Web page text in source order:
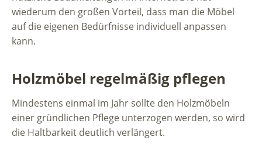
wiederum den großen Vorteil, dass man die Möbel
auf die eigenen Bedürfnisse individuell anpassen
kann.
Holzmöbel regelmäßig pflegen
Mindestens einmal im Jahr sollte den Holzmöbeln
einer gründlichen Pflege unterzogen werden, so wird
die Haltbarkeit deutlich verlängert.